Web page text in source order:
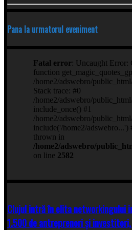
Pana la urmatorul eveniment
Clujul intră în elita networkingului
1.500 de antreprenori și